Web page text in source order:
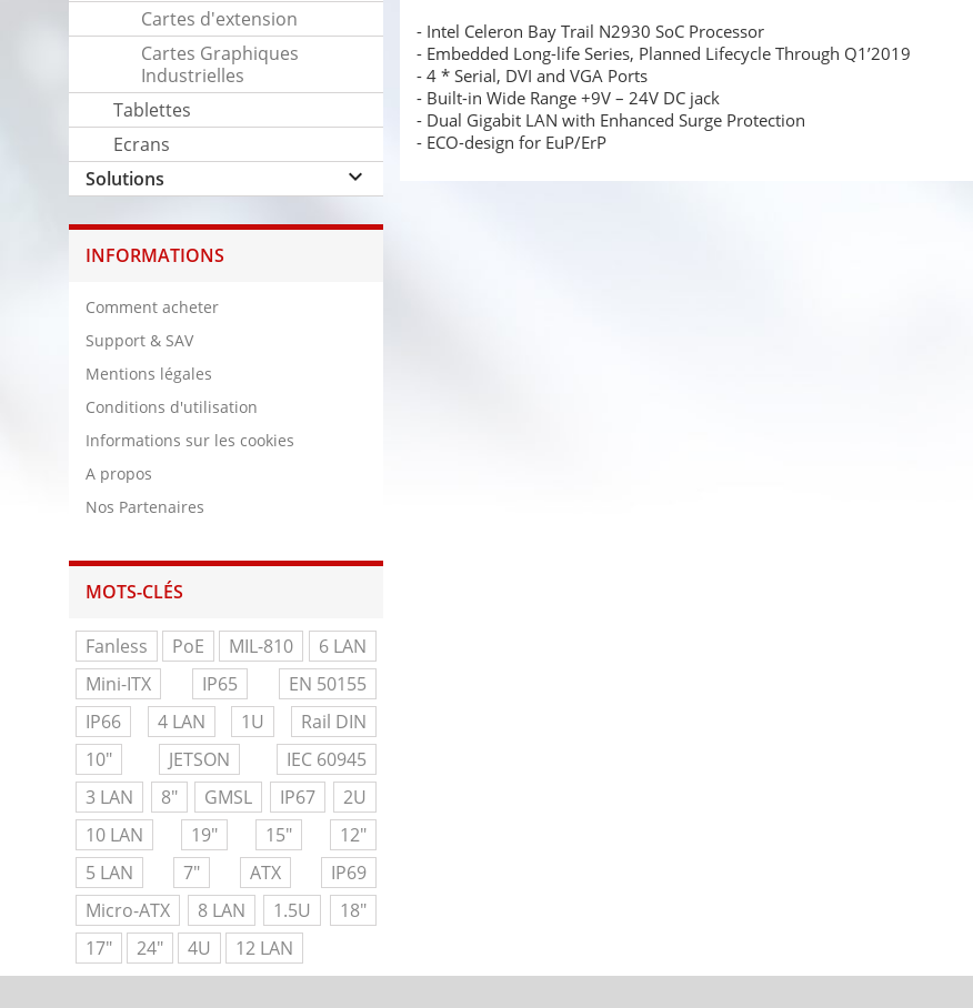
Cartes d'extension
Cartes Graphiques
Industrielles
Tablettes
Ecrans
Solutions
keyboard_arrow_down
INFORMATIONS
Comment acheter
Support & SAV
Mentions légales
Conditions d'utilisation
Informations sur les cookies
A propos
Nos Partenaires
MOTS-CLÉS
Fanless PoE MIL-810
6 LAN
Mini-ITX
IP65
EN 50155
IP66
4 LAN 1U
Rail DIN
10"
JETSON
IEC 60945
3 LAN
8" GMSL IP67
2U
10 LAN
19" 15"
12"
5 LAN
7" ATX
IP69
Micro-ATX
8 LAN 1.5U
18"
17"
24" 4U 12 LAN
- Intel Celeron Bay Trail N2930 SoC Processor
- Embedded Long-life Series, Planned Lifecycle Through Q1’2019
- 4 * Serial, DVI and VGA Ports
- Built-in Wide Range +9V – 24V DC jack
- Dual Gigabit LAN with Enhanced Surge Protection
- ECO-design for EuP/ErP